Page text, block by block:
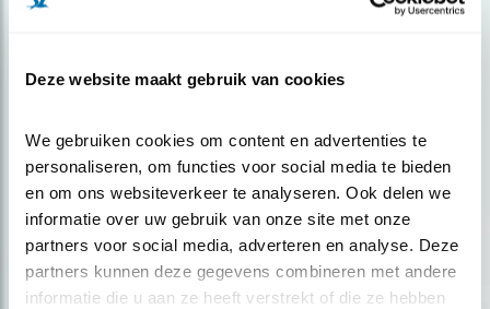
Deze website maakt gebruik van cookies
We gebruiken cookies om content en advertenties te
personaliseren, om functies voor social media te bieden
en om ons websiteverkeer te analyseren. Ook delen we
informatie over uw gebruik van onze site met onze
partners voor social media, adverteren en analyse. Deze
partners kunnen deze gegevens combineren met andere
informatie die u aan ze heeft verstrekt of die ze hebben
over vogels en activiteiten van Vogelbescherming.